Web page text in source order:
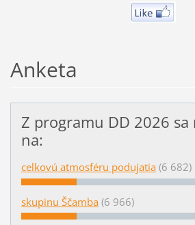
Anketa
Z programu DD 2026
na:
celkovú atmosféru podujatia (6 682)
skupinu Ščamba (6 966)